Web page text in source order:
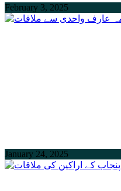
February 3, 2025
January 24, 2025